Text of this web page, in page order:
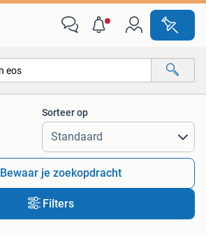
Alle afstanden…
Sorteer op
Bewaar je zoekopdracht
Filters